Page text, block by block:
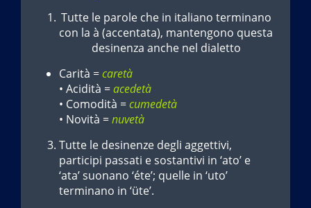
Tutte le parole che in italiano terminano
con la à (accentata), mantengono questa
desinenza anche nel dialetto
Carità =caretà
• Acidità =acedetà
• Comodità =cumedetà
• Novità =nuvetà
Tutte le desinenze degli aggettivi,
participi passati e sostantivi in ‘ato’ e
‘ata’ suonano ‘éte’; quelle in ‘uto’
terminano in ‘üte’.